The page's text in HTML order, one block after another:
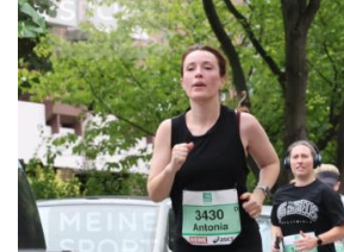
21.09.2025 12:09:29